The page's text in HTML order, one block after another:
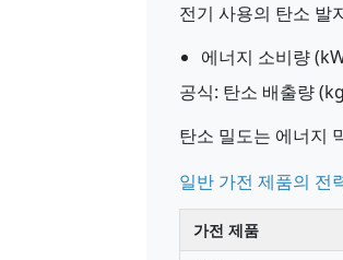
전기 사용의 탄소 발
에너지 소비량
공식: 탄소 배출량
탄소 밀도는 에너지
일반 가전 제품의 전
가전 제품